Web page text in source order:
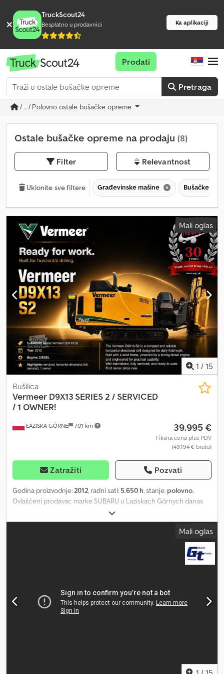
TruckScout24
Besplatno u prodavnici Ka aplikaciji
Pretraga
Prodati
/ ... / Polovno ostale bušačke opreme
Ostale bušačke opreme na prodaju (8)
Filter Relevantnost
Uklonite sve filtere Građevinske mašine Bušačke
Mali oglas
1 / 15
ŁAZISKA GÓRNE 701 km
Bušilica
Vermeer D9X13 SERIES 2 / SERVICED
/ 1 OWNER!
39.995 €
Fiksna cena plus PDV
(49.194 € bruto)
Zatražiti Pozvati
Godina proizvodnje:2012, radni sati: 5.650 h, stanje: polovno,
Ovlašćeni prodavac marke SUBARU u Laziskach Górnych danas
nudi na prodaju horizontalnu bušilicu Vermeer D9x13 Series 2 iz
2012. godine, sa 5600 radnih sati. Odlučili smo se za brendove
Vermeer i Ditch Witch zbog njihove istorije i pouzdanosti.
Posebna cena kod preuzimanja iz Danske – kada mašina stigne,
biće osvežena i obavićemo kompletan servis. Tada će cena biti
viša za nekoliko hiljada evra. Mašina dolazi direktno iz Danske, od
vodovoda, gasa, energetskih instalacija i kanalizacije, kao i za
saradnju sa raznim izvođačima radova. Tehnički podaci za dansku
mašinu Vermeer D9x13 Series 2: • Motor: Kubota V1505T Diesel,
Maksimalni pritisak tečnosti: 51,7 bar • Rezervoar: 94,6 l • Šipke:
Mali oglas